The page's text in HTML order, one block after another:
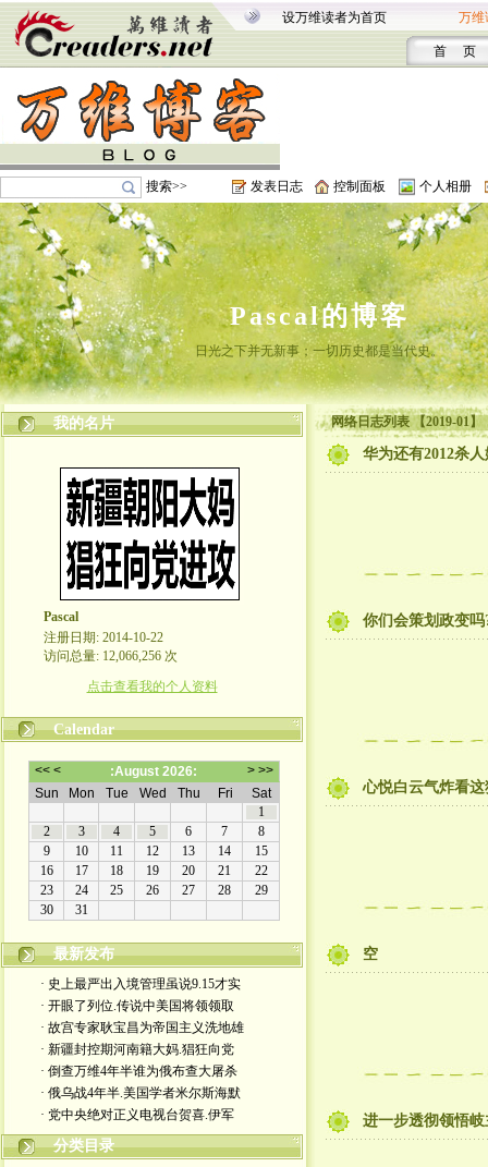
设万维读者为首页 万维
首 页
搜索>> 发表日志 控制面板 个人相册
Pascal的博客
日光之下并无新事；一切历史都是当代史。
我的名片
Pascal
注册日期: 2014-10-22
访问总量: 12,066,256 次
点击查看我的个人资料
Calendar
最新发布
· 史上最严出入境管理虽说9.15才实
· 开眼了列位.传说中美国将领领取
· 故宫专家耿宝昌为帝国主义洗地雄
· 新疆封控期河南籍大妈.猖狂向党
· 倒查万维4年半谁为俄布查大屠杀
· 俄乌战4年半.美国学者米尔斯海默
· 党中央绝对正义电视台贺喜.伊军
分类目录
网络日志列表 【2019-01】
华为还有2012杀
你们会策划政变
心悦白云气炸看
空
进一步透彻领悟